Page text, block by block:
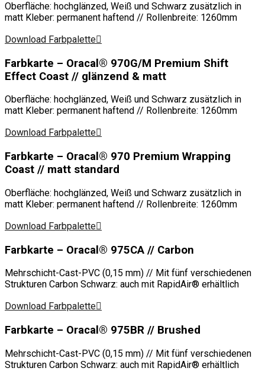
Oberfläche: hochglänzed, Weiß und Schwarz zusätzlich in
matt Kleber: permanent haftend // Rollenbreite: 1260mm
Download Farbpalette
Farbkarte – Oracal® 970G/M Premium Shift
Effect Coast // glänzend & matt
Oberfläche: hochglänzed, Weiß und Schwarz zusätzlich in
matt Kleber: permanent haftend // Rollenbreite: 1260mm
Download Farbpalette
Farbkarte – Oracal® 970 Premium Wrapping
Coast // matt standard
Oberfläche: hochglänzed, Weiß und Schwarz zusätzlich in
matt Kleber: permanent haftend // Rollenbreite: 1260mm
Download Farbpalette
Farbkarte – Oracal® 975CA // Carbon
Mehrschicht-Cast-PVC (0,15 mm) // Mit fünf verschiedenen
Strukturen Carbon Schwarz: auch mit RapidAir® erhältlich
Download Farbpalette
Farbkarte – Oracal® 975BR // Brushed
Mehrschicht-Cast-PVC (0,15 mm) // Mit fünf verschiedenen
Strukturen Carbon Schwarz: auch mit RapidAir® erhältlich